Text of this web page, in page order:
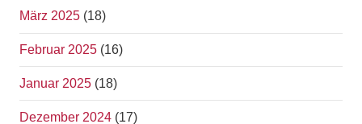
März 2025 (18)
Februar 2025 (16)
Januar 2025 (18)
Dezember 2024 (17)